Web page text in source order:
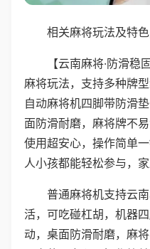
相关麻将玩法及特
【云南麻将·防滑
麻将玩法，支持多种牌
自动麻将机四脚带防滑
面防滑耐磨，麻将牌不
使用超安心，操作简单
人小孩都能轻松参与，
普通麻将机支持云
活，可吃碰杠胡，机器
动，桌面防滑耐磨，麻